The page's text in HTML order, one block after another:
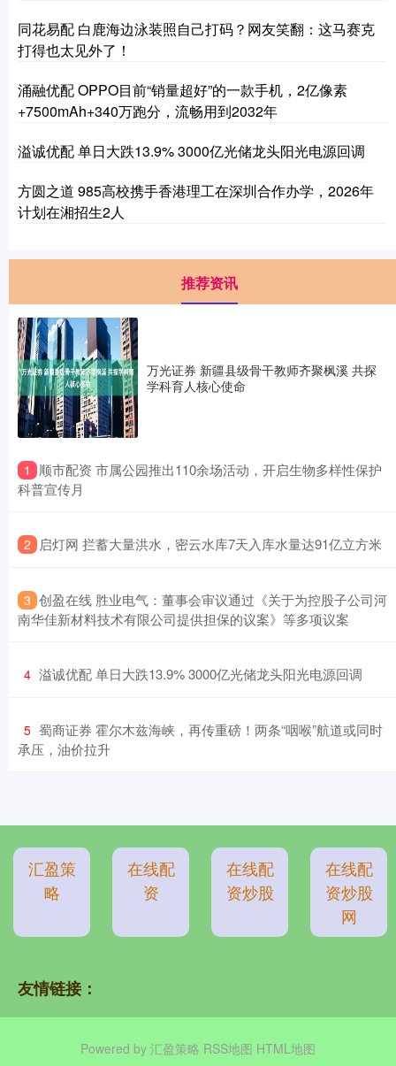
同花易配 白鹿海边泳装照自己打码？网友笑翻：这马赛克
打得也太见外了！
涌融优配 OPPO目前“销量超好”的一款手机，2亿像素
+7500mAh+340万跑分，流畅用到2032年
溢诚优配 单日大跌13.9% 3000亿光储龙头阳光电源回调
方圆之道 985高校携手香港理工在深圳合作办学，2026年
计划在湘招生2人
推荐资讯
万光证券 新疆县级骨干教师齐聚枫溪 共探
学科育人核心使命
1
​顺市配资 市属公园推出110余场活动，开启生物多样性保护
科普宣传月
2 ​启灯网 拦蓄大量洪水，密云水库7天入库水量达91亿立方米
3 ​创盈在线 胜业电气：董事会审议通过《关于为控股子公司河
南华佳新材料技术有限公司提供担保的议案》等多项议案
4 ​溢诚优配 单日大跌13.9% 3000亿光储龙头阳光电源回调
5 ​蜀商证券 霍尔木兹海峡，再传重磅！两条“咽喉”航道或同时
承压，油价拉升
汇盈策
略
在线配
资
在线配
资炒股
在线配
资炒股
网
友情链接：
Powered by 汇盈策略 RSS地图 HTML地图